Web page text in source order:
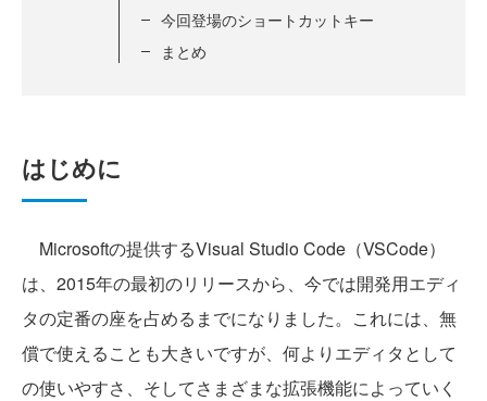
今回登場のショートカットキー
まとめ
はじめに
Microsoftの提供するVisual Studio Code（VSCode）
は、2015年の最初のリリースから、今では開発用エディ
タの定番の座を占めるまでになりました。これには、無
償で使えることも大きいですが、何よりエディタとして
の使いやすさ、そしてさまざまな拡張機能によっていく